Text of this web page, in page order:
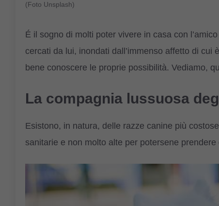
(Foto Unsplash)
É il sogno di molti poter vivere in casa con
cercati da lui, inondati dall’immenso affetto di
bene conoscere le proprie possibilità. Vediamo,
La compagnia lussuosa
Esistono, in natura, delle razze canine più
sanitarie e non molto alte per potersene